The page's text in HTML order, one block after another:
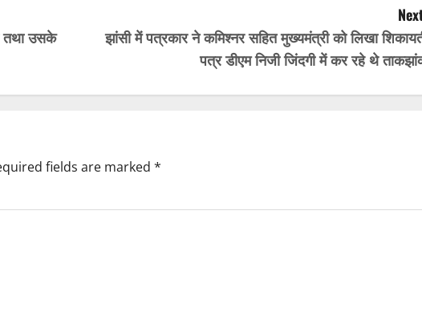
तथा उसके
झांसी में पत्रकार ने कमिश्नर सहित मुख्यमंत्री को लिखा
पत्र डीएम निजी जिंदगी में कर रहे थे
fields are marked *